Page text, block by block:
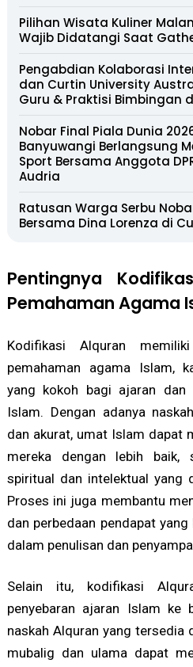
Pilihan Wisata Kuliner
Wajib Didatangi Saat
Pengabdian Kolaborasi
dan Curtin University
Guru & Praktisi Bimbingan
Nobar Final Piala Dunia
Banyuwangi Berlangsung
Sport Bersama Anggota
Audria
Ratusan Warga Serbu
Bersama Dina Lorenza di
Pentingnya
Pemahaman Agama
Kodifikasi Alquran
pemahaman agama Islam,
yang kokoh bagi ajaran dan
Islam. Dengan adanya
dan akurat, umat Islam dapat
mereka dengan lebih baik,
spiritual dan intelektual yang
Proses ini juga membantu
dan perbedaan pendapat
dalam penulisan dan
Selain itu, kodifikasi
penyebaran ajaran Islam ke
naskah Alquran yang tersedia
mubalig dan ulama dapat